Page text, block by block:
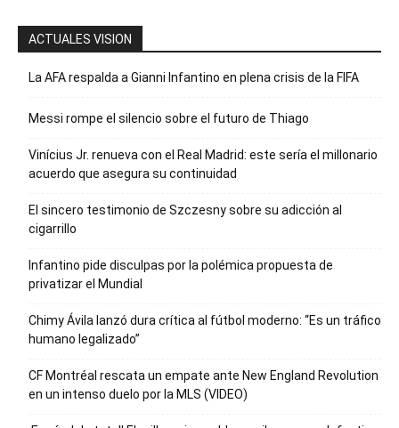
ACTUALES VISION
La AFA respalda a Gianni Infantino en plena crisis de la FIFA
Messi rompe el silencio sobre el futuro de Thiago
Vinícius Jr. renueva con el Real Madrid: este sería el millonario
acuerdo que asegura su continuidad
El sincero testimonio de Szczesny sobre su adicción al
cigarrillo
Infantino pide disculpas por la polémica propuesta de
privatizar el Mundial
Chimy Ávila lanzó dura crítica al fútbol moderno: “Es un tráfico
humano legalizado”
CF Montréal rescata un empate ante New England Revolution
en un intenso duelo por la MLS (VIDEO)